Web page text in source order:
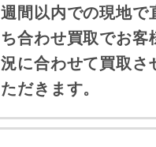
週間以内での現地で
ち合わせ買取でお客
況に合わせて買取さ
ただきます。